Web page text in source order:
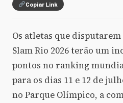
Copiar Link
Os atletas que
Slam Rio 2026 terão um
pontos no ranking
para os dias 11 e 12 de
no Parque Olímpico, a